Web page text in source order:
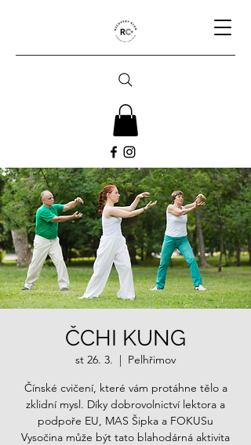
ČCHI KUNG
st 26. 3.
  |
Pelhřimov
Čínské cvičení, které vám protáhne tělo a
zklidní mysl. Díky dobrovolnictví lektora a
podpoře EU, MAS Šipka a FOKUSu
Vysočina může být tato blahodárná aktivita